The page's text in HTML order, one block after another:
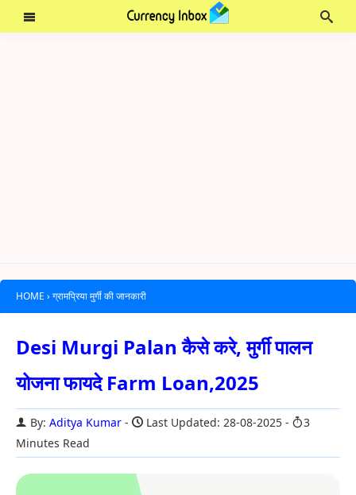
HOME › ग्रामप्रिया मुर्गी की जानकारी
Desi Murgi Palan कैसे करे, मुर्गी पालन
योजना फायदे Farm Loan,2025
By: Aditya Kumar Last Updated: 28-08-2025
3
Minutes Read